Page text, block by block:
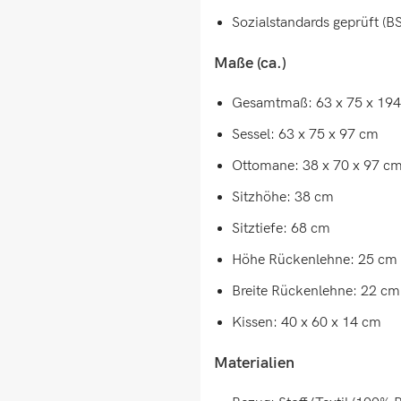
Sozialstandards geprüft
Maße (ca.)
Gesamtmaß: 63 x 75 x
Sessel: 63 x 75 x 97 cm
Ottomane: 38 x 70 x 97
Sitzhöhe: 38 cm
Sitztiefe: 68 cm
Höhe Rückenlehne: 25 cm
Breite Rückenlehne: 22 cm
Kissen: 40 x 60 x 14 cm
Materialien